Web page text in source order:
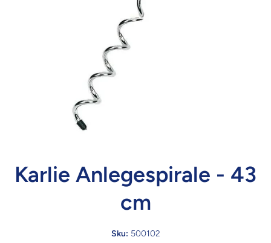
Karlie Anlegespirale - 43
cm
Sku: 500102